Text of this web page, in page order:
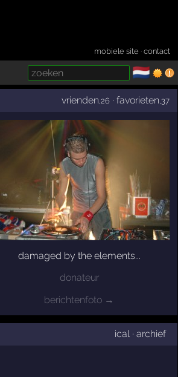
mobiele site ·contact
🇳🇱
vrienden ,26 ·favorieten ,37
damaged by the elements...
donateur
berichtenfoto →
ical· archief